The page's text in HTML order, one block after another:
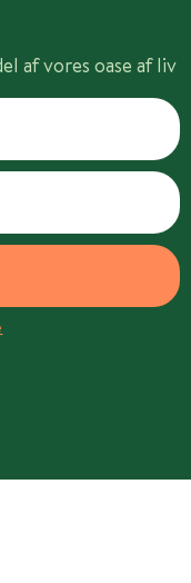
af vores oase af liv